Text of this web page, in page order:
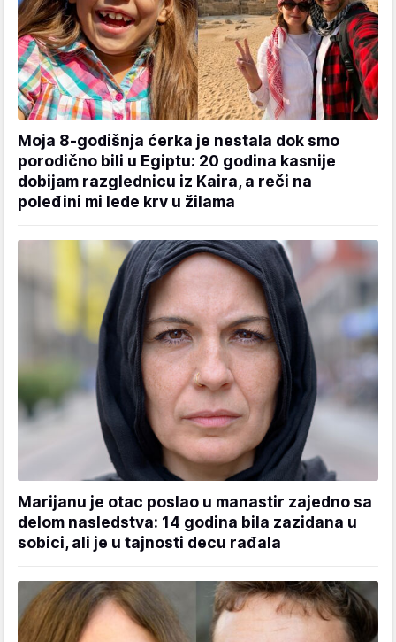
Moja 8-godišnja ćerka je nestala dok smo
porodično bili u Egiptu: 20 godina kasnije
dobijam razglednicu iz Kaira, a reči na
poleđini mi lede krv u žilama
Marijanu je otac poslao u manastir zajedno sa
delom nasledstva: 14 godina bila zazidana u
sobici, ali je u tajnosti decu rađala